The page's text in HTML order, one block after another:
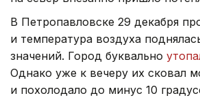
В Петропавловске 29 декабря
и температура воздуха
значений. Город буквально
Однако уже к вечеру их сковал
и похолодало до минус 10